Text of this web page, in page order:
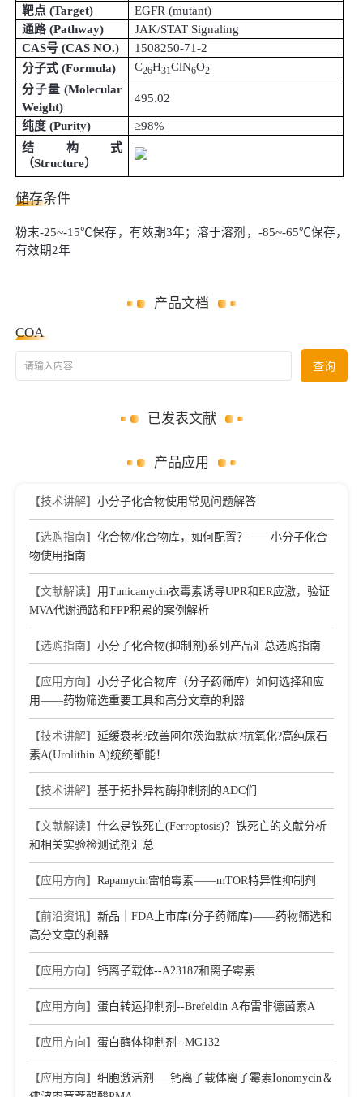
靶点 (Target)
EGFR (mutant)
通路 (Pathway)
JAK/STAT Signaling
CAS号 (CAS NO.)
1508250-71-2
分子式 (Formula) C26H31ClN6O2
分子量 (Molecular
Weight)
495.02
纯度 (Purity)
≥98%
结构式
（Structure）
储存条件
粉末-25~-15℃保存，有效期3年；溶于溶剂，-85~-65℃保存，
有效期2年
产品文档
COA
请输入内容 查询
已发表文献
产品应用
【技术讲解】 小分子化合物使用常见问题解答
【选购指南】 化合物/化合物库，如何配置？——小分子化合
物使用指南
【文献解读】 用Tunicamycin衣霉素诱导UPR和ER应激，验证
MVA代谢通路和FPP积累的案例解析
【选购指南】 小分子化合物(抑制剂)系列产品汇总选购指南
【应用方向】 小分子化合物库（分子药筛库）如何选择和应
用——药物筛选重要工具和高分文章的利器
【技术讲解】 延缓衰老?改善阿尔茨海默病?抗氧化?高纯尿石
素A(Urolithin A)统统都能！
【技术讲解】 基于拓扑异构酶抑制剂的ADC们
【文献解读】 什么是铁死亡(Ferroptosis)？铁死亡的文献分析
和相关实验检测试剂汇总
【应用方向】 Rapamycin雷帕霉素——mTOR特异性抑制剂
【前沿资讯】 新品｜FDA上市库(分子药筛库)——药物筛选和
高分文章的利器
【应用方向】 钙离子载体--A23187和离子霉素
【应用方向】 蛋白转运抑制剂--Brefeldin A布雷非德菌素A
【应用方向】 蛋白酶体抑制剂--MG132
【应用方向】 细胞激活剂──钙离子载体离子霉素Ionomycin＆